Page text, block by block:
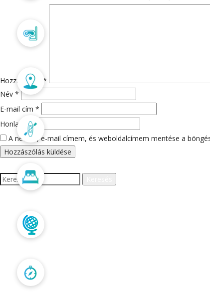
Merülőhelyek
Programok
Szállás
Hozzászólás
*
Név *
E-mail cím *
Honlap
A nevem, e-mail címem, és weboldalcímem mentése a
Keresés:
LEGUTÓBBI
ARCHÍVUM